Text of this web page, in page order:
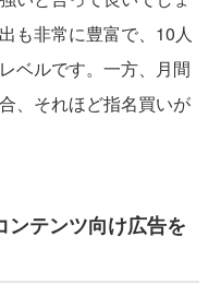
も非常に豊富で、10人
ベルです。一方、月間
、それほど指名買いが
ンテンツ向け広告を